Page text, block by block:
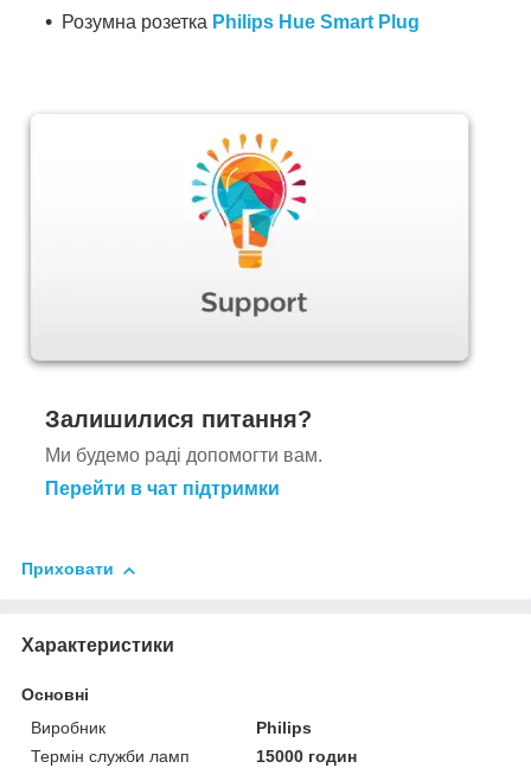
Розумна розетка Philips Hue Smart Plug
Залишилися питання?
Ми будемо раді допомогти вам.
Перейти в чат підтримки
Приховати
Характеристики
Основні
Виробник
Philips
Термін служби ламп
15000 годин